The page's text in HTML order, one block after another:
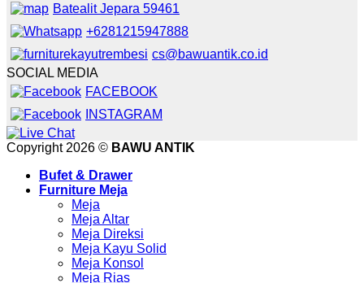
Batealit Jepara 59461
+6281215947888
cs@bawuantik.co.id
SOCIAL MEDIA
FACEBOOK
INSTAGRAM
Copyright 2026 © BAWU ANTIK
Bufet & Drawer
Furniture Meja
Meja
Meja Altar
Meja Direksi
Meja Kayu Solid
Meja Konsol
Meja Rias